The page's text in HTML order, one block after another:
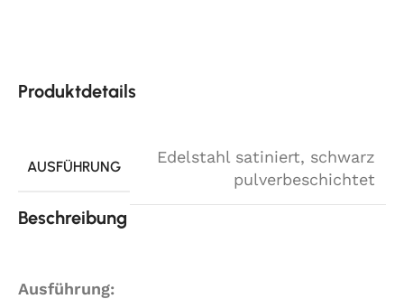
Produktdetails
AUSFÜHRUNG
Edelstahl satiniert, schwarz
pulverbeschichtet
Beschreibung
Ausführung: